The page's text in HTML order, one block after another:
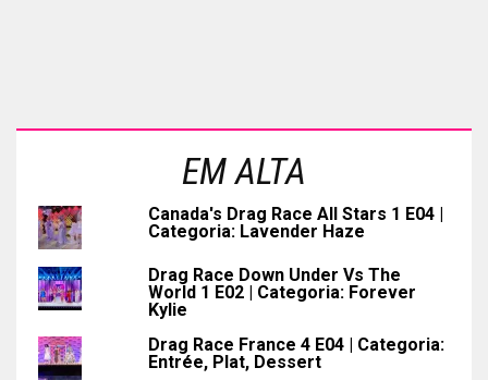
EM ALTA
Canada's Drag Race All Stars 1 E04 |
Categoria: Lavender Haze
Drag Race Down Under Vs The
World 1 E02 | Categoria: Forever
Kylie
Drag Race France 4 E04 | Categoria:
Entrée, Plat, Dessert